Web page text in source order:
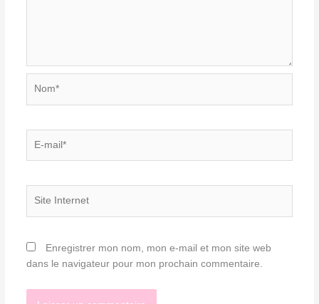
mail*
Enregistrer mon nom, mon e-mail et mon site web
dans le navigateur pour mon prochain commentaire.